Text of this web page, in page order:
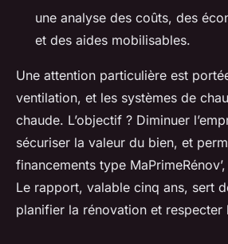
une analyse des coûts, des
et des aides mobilisables.
Une attention particulière est
ventilation, et les systèmes de
chaude. L’objectif ? Diminuer
sécuriser la valeur du bien, et
financements type
Le rapport, valable cinq ans, sert
planifier la rénovation et respecter